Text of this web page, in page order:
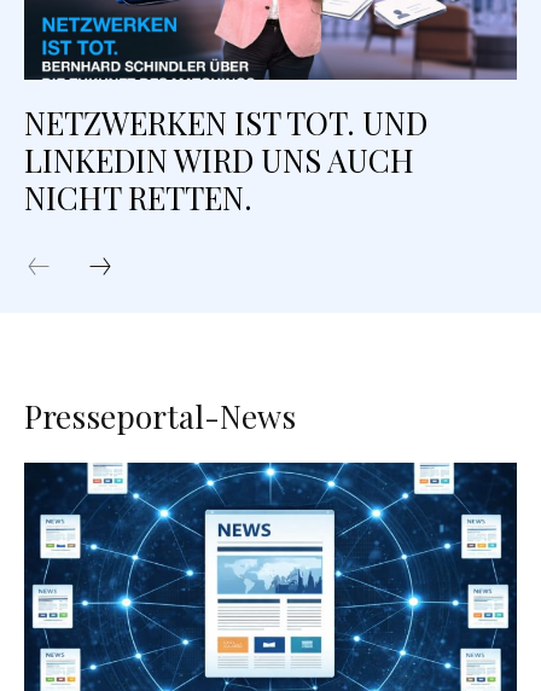
NETZWERKEN IST TOT. UND
LINKEDIN WIRD UNS AUCH
NICHT RETTEN.
Presseportal-News